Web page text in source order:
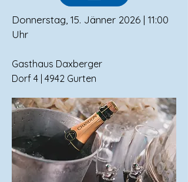
Donnerstag, 15. Jänner 2026 | 11:00
Uhr
Gasthaus Daxberger
Dorf 4 | 4942 Gurten